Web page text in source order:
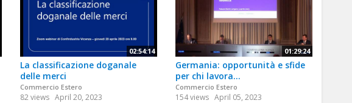
02:54:14
La classificazione doganale
delle merci
Commercio Estero
82 views April 20, 2023
01:29:24
Germania: opportunità e sfide
per chi lavora...
Commercio Estero
154 views April 05, 2023